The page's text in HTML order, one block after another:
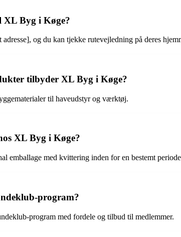
Byg i Køge?
og du kan tjekke rutevejledning på deres
tilbyder XL Byg i Køge?
til haveudstyr og værktøj.
XL Byg i Køge?
emballage med kvittering inden for en bestemt
program?
program med fordele og tilbud til medlemmer.